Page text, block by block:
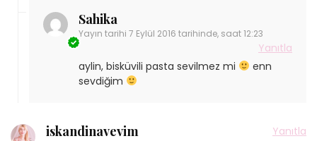
Sahika
Yayın tarihi 7 Eylül 2016 tarihinde, saat 12:23
Yanıtla
aylin, bisküvili pasta sevilmez mi
enn
sevdiğim
iskandinavevim Yanıtla